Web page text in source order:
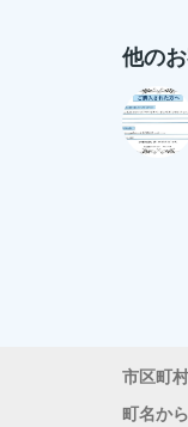
他の
市区町
町名か